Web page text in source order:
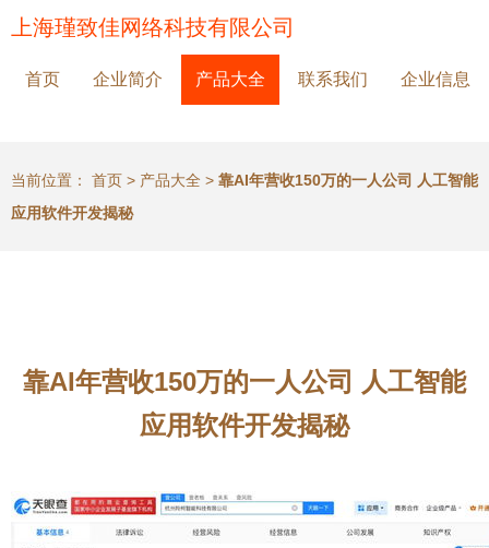
上海瑾致佳网络科技有限公司
首页 企业简介 产品大全 联系我们 企业信息
当前位置： 首页 > 产品大全 > 靠AI年营收150万的一人公司 人工智能
应用软件开发揭秘
靠AI年营收150万的一人公司 人工智能
应用软件开发揭秘